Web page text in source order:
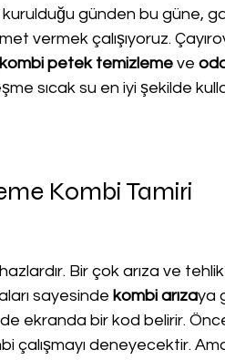
kurulduğu günden bu güne,
vermek çalışıyoruz.
kombi petek temizleme ve
sıcak su en iyi şekilde
Kombi Tamiri
Bir çok arıza ve
sayesinde kombi arızaya
ekranda bir kod belirir.
çalışmayı deneyecektir.